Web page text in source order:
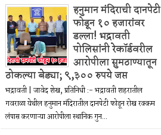
हनुमान मंदिराची दानपेटी
फोडून १० हजारांवर
डल्ला! भद्रावती
पोलिसांनी रेकॉर्डवरील
आरोपीला सुमठाण्यातून
ठोकल्या बेड्या; ९,३०० रुपये जप्त
भद्रावती | जावेद शेख, प्रतिनिधी :- भद्रावती शहरातील
गवराळा येथील हनुमान मंदिरातील दानपेटी फोडून रोख रक्कम
लंपास करणाऱ्या आरोपीला स्थानिक गुन...